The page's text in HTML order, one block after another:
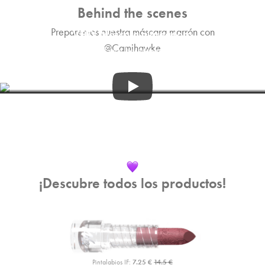
Behind the scenes
Preparemos nuestra máscara marrón con
@Camihawke
VERY Máscara alargadora
Entre bastidores
¡Descubre todos los productos!
Pintalabios IF: 7.25 €14.5 €